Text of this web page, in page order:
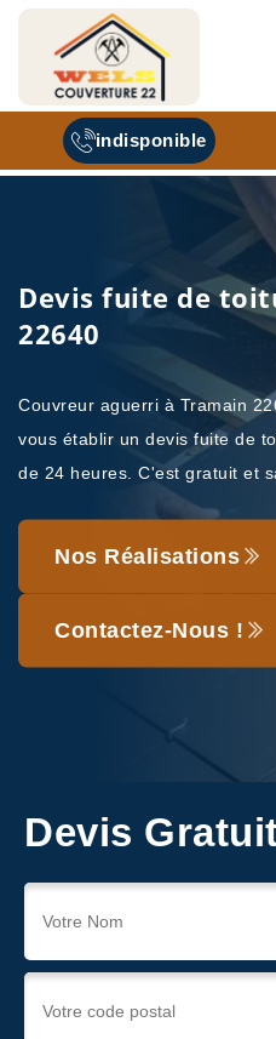
indisponible
Devis fuite de
22640
Couvreur aguerri à Tramain
vous établir un devis fuite de
de 24 heures. C'est gratuit et
Nos Réalisations
Contactez-Nous !
Devis